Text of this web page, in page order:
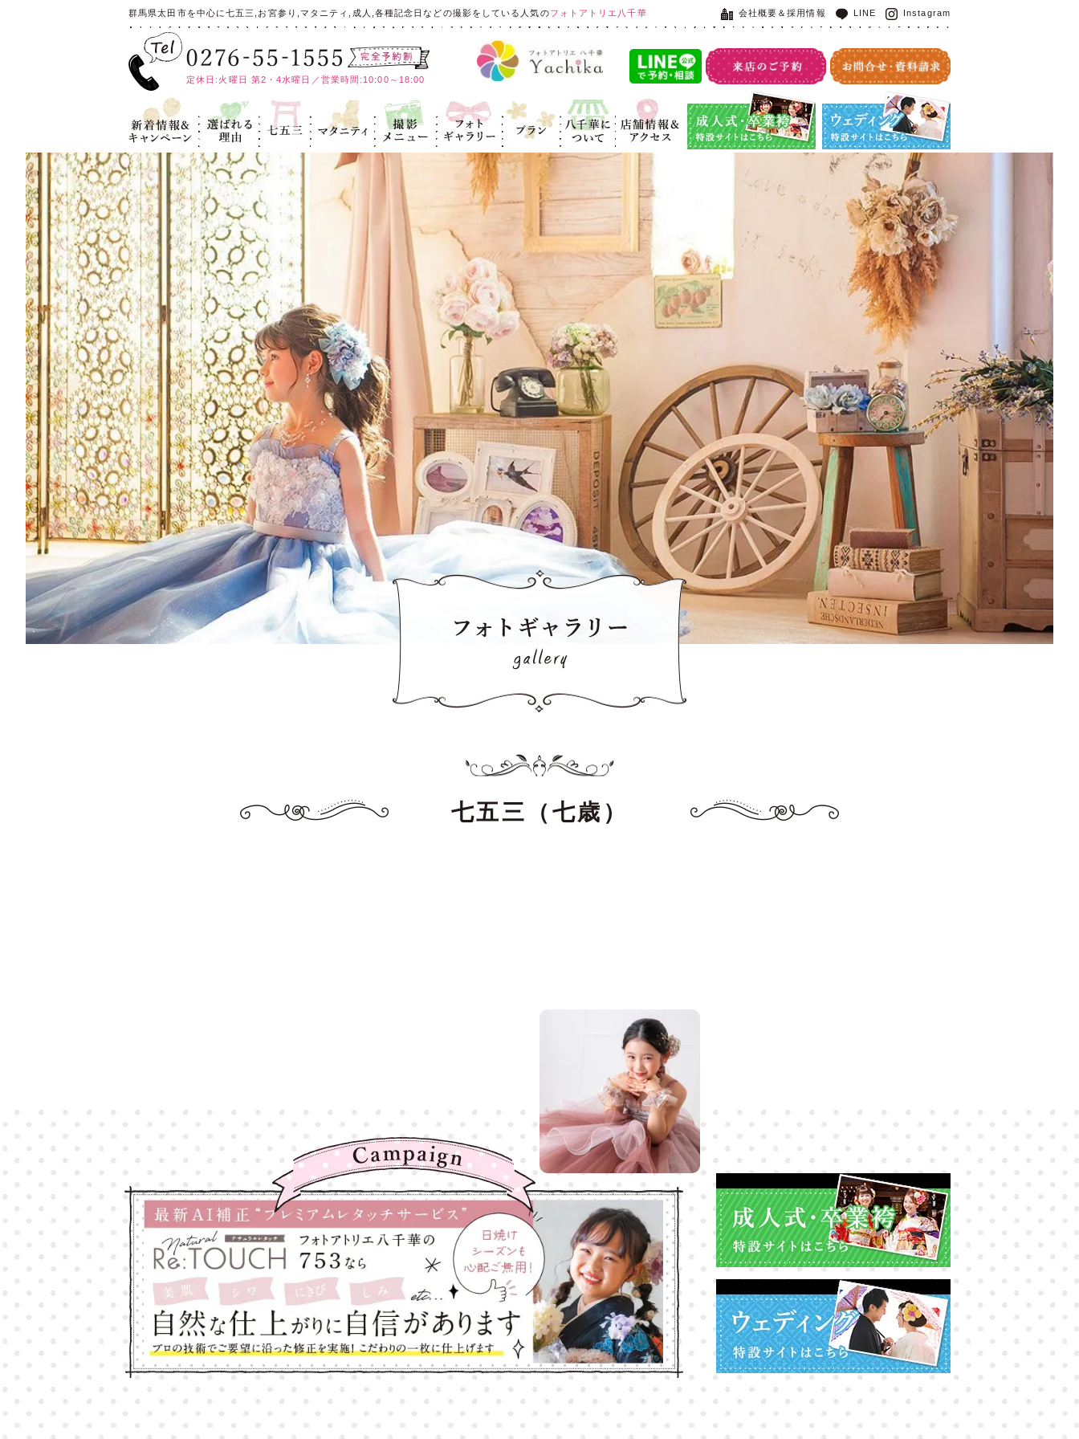
群馬県太田市を中心に七五三,お宮参り,マタニティ,成人,各種記念日などの撮影をしている人気のフォトアトリエ八千華
定休日:火曜日 第2・4水曜日／営業時間:10:00～18:00
会社概要＆採用情報 LINE Instagram
新着情報＆キ
ャンペーン
選ばれる理
由
七五三 マタニティ 記念写真
フォトギャラ
リー
プラン
八千華につ
いて
店舗情報＆ア
クセス
成人式・卒業袴特設サイト ウエディング特設サイト
七五三（七歳）